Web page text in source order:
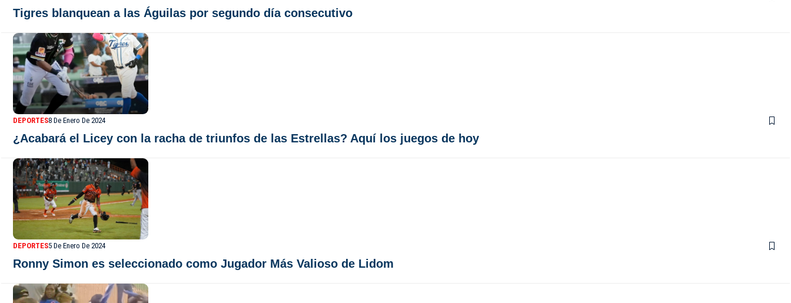
Tigres blanquean a las Águilas por segundo día consecutivo
DEPORTES8 De Enero De 2024
¿Acabará el Licey con la racha de triunfos de las Estrellas? Aquí los juegos de hoy
DEPORTES5 De Enero De 2024
Ronny Simon es seleccionado como Jugador Más Valioso de Lidom